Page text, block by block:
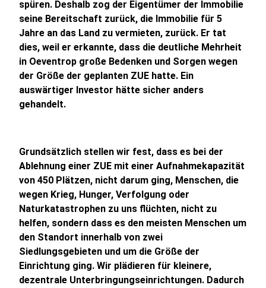
spüren. Deshalb zog der Eigentümer der Immobilie
seine Bereitschaft zurück, die Immobilie für 5
Jahre an das Land zu vermieten, zurück. Er tat
dies, weil er erkannte, dass die deutliche Mehrheit
in Oeventrop große Bedenken und Sorgen wegen
der Größe der geplanten ZUE hatte. Ein
auswärtiger Investor hätte sicher anders
gehandelt.
Grundsätzlich stellen wir fest, dass es bei der
Ablehnung einer ZUE mit einer Aufnahmekapazität
von 450 Plätzen, nicht darum ging, Menschen, die
wegen Krieg, Hunger, Verfolgung oder
Naturkatastrophen zu uns flüchten, nicht zu
helfen, sondern dass es den meisten Menschen um
den Standort innerhalb von zwei
Siedlungsgebieten und um die Größe der
Einrichtung ging. Wir plädieren für kleinere,
dezentrale Unterbringungseinrichtungen. Dadurch